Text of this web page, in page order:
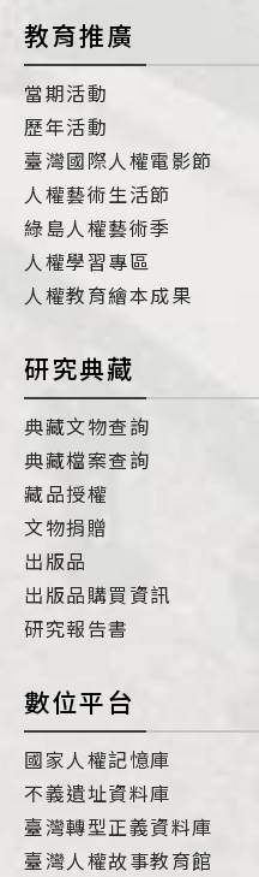
教育推廣
當期活動
歷年活動
臺灣國際人權電影節
人權藝術生活節
綠島人權藝術季
人權學習專區
人權教育繪本成果
研究典藏
典藏文物查詢
典藏檔案查詢
藏品授權
文物捐贈
出版品
出版品購買資訊
研究報告書
數位平台
國家人權記憶庫
不義遺址資料庫
臺灣轉型正義資料庫
臺灣人權故事教育館